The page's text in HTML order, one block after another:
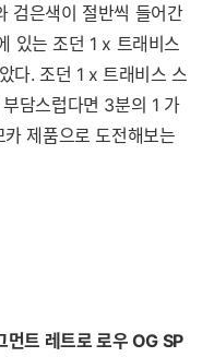
검은색이 절반씩 들어간
있는 조던 1 x 트래비스
다. 조던 1 x 트래비스 스
담스럽다면 3분의 1 가
제품으로 도전해보는
먼트 레트로 로우 OG SP